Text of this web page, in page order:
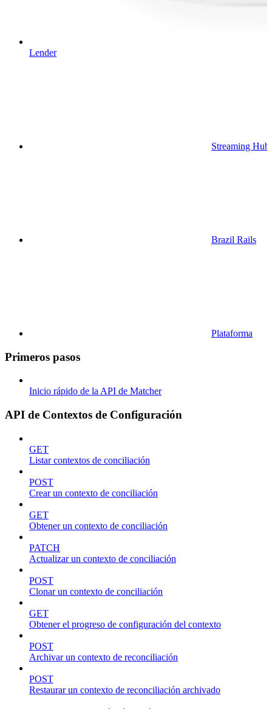
Lender
Streaming Hub
Brazil Rails
Plataforma
Primeros pasos
Inicio rápido de la API de Matcher
API de Contextos de Configuración
GET
Listar contextos de conciliación
POST
Crear un contexto de conciliación
GET
Obtener un contexto de conciliación
PATCH
Actualizar un contexto de conciliación
POST
Clonar un contexto de conciliación
GET
Obtener el progreso de configuración del contexto
POST
Archivar un contexto de reconciliación
POST
Restaurar un contexto de reconciliación archivado